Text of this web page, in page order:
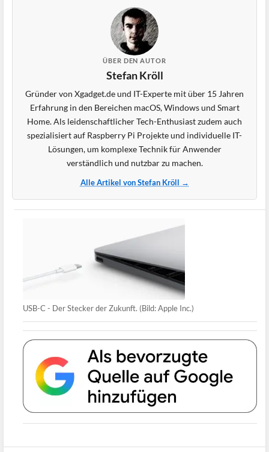
ÜBER DEN AUTOR
Stefan Kröll
Gründer von Xgadget.de und IT-Experte mit über 15 Jahren
Erfahrung in den Bereichen macOS, Windows und Smart
Home. Als leidenschaftlicher Tech-Enthusiast zudem auch
spezialisiert auf Raspberry Pi Projekte und individuelle IT-
Lösungen, um komplexe Technik für Anwender
verständlich und nutzbar zu machen.
Alle Artikel von Stefan Kröll →
USB-C - Der Stecker der Zukunft. (Bild: Apple Inc.)